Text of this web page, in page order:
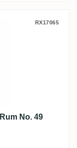
Rum
RX17065
No. 49